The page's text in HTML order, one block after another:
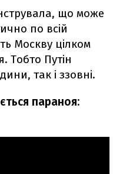
що може
по всій
Москву цілком
Тобто Путін
так і ззовні.
параноя: